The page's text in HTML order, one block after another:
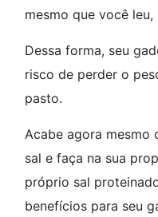
mesmo que você
Dessa forma, seu
risco de perder o
pasto.
Acabe agora mesmo
sal e faça na sua
próprio sal
benefícios para seu